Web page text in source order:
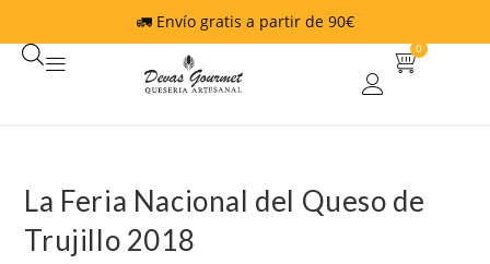
🚛 Envío gratis a partir de 90€
0
La Feria Nacional del Queso de
Trujillo 2018